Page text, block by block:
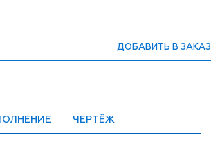
ДОБАВИТЬ В ЗАКАЗ
ЧЕРТЁЖ